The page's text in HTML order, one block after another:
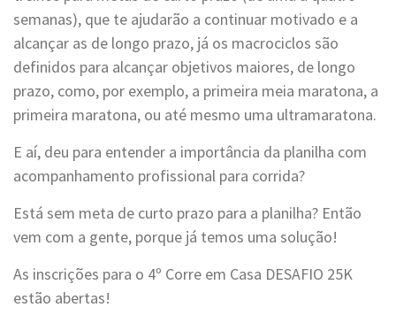
semanas), que te ajudarão a continuar motivado e a
alcançar as de longo prazo, já os macrociclos são
definidos para alcançar objetivos maiores, de longo
prazo, como, por exemplo, a primeira meia maratona, a
primeira maratona, ou até mesmo uma ultramaratona.
E aí, deu para entender a importância da planilha com
acompanhamento profissional para corrida?
Está sem meta de curto prazo para a planilha? Então
vem com a gente, porque já temos uma solução!
As inscrições para o 4º Corre em Casa DESAFIO 25K
estão abertas!